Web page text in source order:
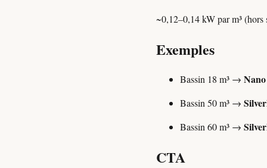
~0,12–0,14 kW par m³
Exemples
Bassin 18 m³ →
Bassin 50 m³ →
Bassin 60 m³ →
CTA